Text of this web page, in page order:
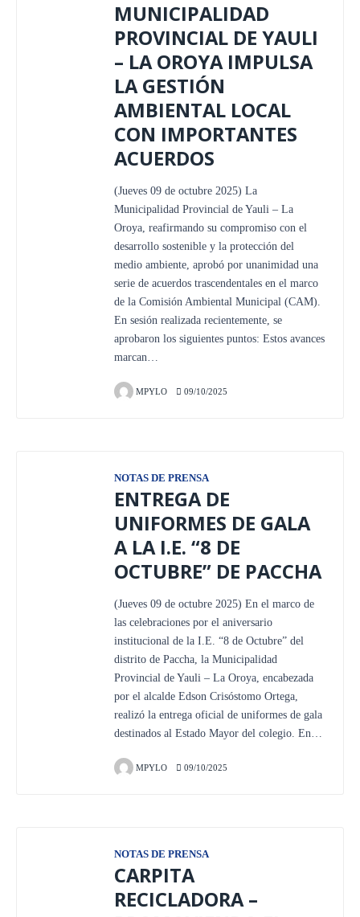
MUNICIPALIDAD
PROVINCIAL DE YAULI
– LA OROYA IMPULSA
LA GESTIÓN
AMBIENTAL LOCAL
CON IMPORTANTES
ACUERDOS
(Jueves 09 de octubre 2025) La
Municipalidad Provincial de Yauli – La
Oroya, reafirmando su compromiso con el
desarrollo sostenible y la protección del
medio ambiente, aprobó por unanimidad una
serie de acuerdos trascendentales en el marco
de la Comisión Ambiental Municipal (CAM).
En sesión realizada recientemente, se
aprobaron los siguientes puntos: Estos avances
marcan…
MPYLO 09/10/2025
NOTAS DE PRENSA
ENTREGA DE
UNIFORMES DE GALA
A LA I.E. “8 DE
OCTUBRE” DE PACCHA
(Jueves 09 de octubre 2025) En el marco de
las celebraciones por el aniversario
institucional de la I.E. “8 de Octubre” del
distrito de Paccha, la Municipalidad
Provincial de Yauli – La Oroya, encabezada
por el alcalde Edson Crisóstomo Ortega,
realizó la entrega oficial de uniformes de gala
destinados al Estado Mayor del colegio. En…
MPYLO 09/10/2025
NOTAS DE PRENSA
CARPITA
RECICLADORA –